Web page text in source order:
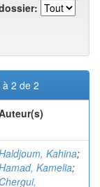
2 de 2
Kahina;
Kamelia;
Chergui,